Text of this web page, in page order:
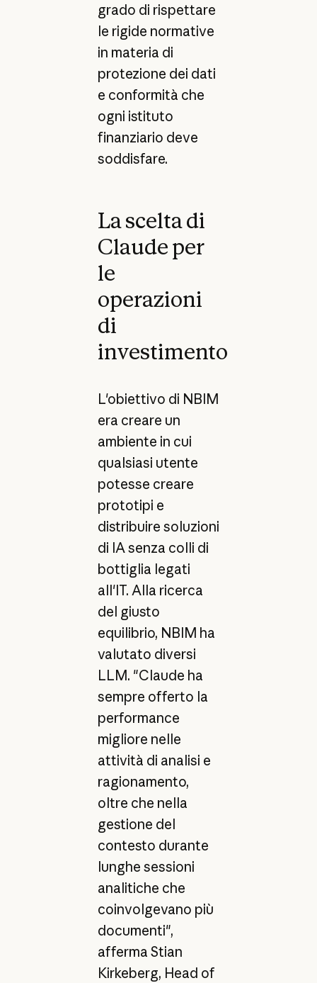
grado di rispettare
le rigide normative
in materia di
protezione dei dati
e conformità che
ogni istituto
finanziario deve
soddisfare.
La scelta di
Claude per
le
operazioni
di
investimento
L'obiettivo di NBIM
era creare un
ambiente in cui
qualsiasi utente
potesse creare
prototipi e
distribuire soluzioni
di IA senza colli di
bottiglia legati
all'IT. Alla ricerca
del giusto
equilibrio, NBIM ha
valutato diversi
LLM. "Claude ha
sempre offerto la
performance
migliore nelle
attività di analisi e
ragionamento,
oltre che nella
gestione del
contesto durante
lunghe sessioni
analitiche che
coinvolgevano più
documenti",
afferma Stian
Kirkeberg, Head of